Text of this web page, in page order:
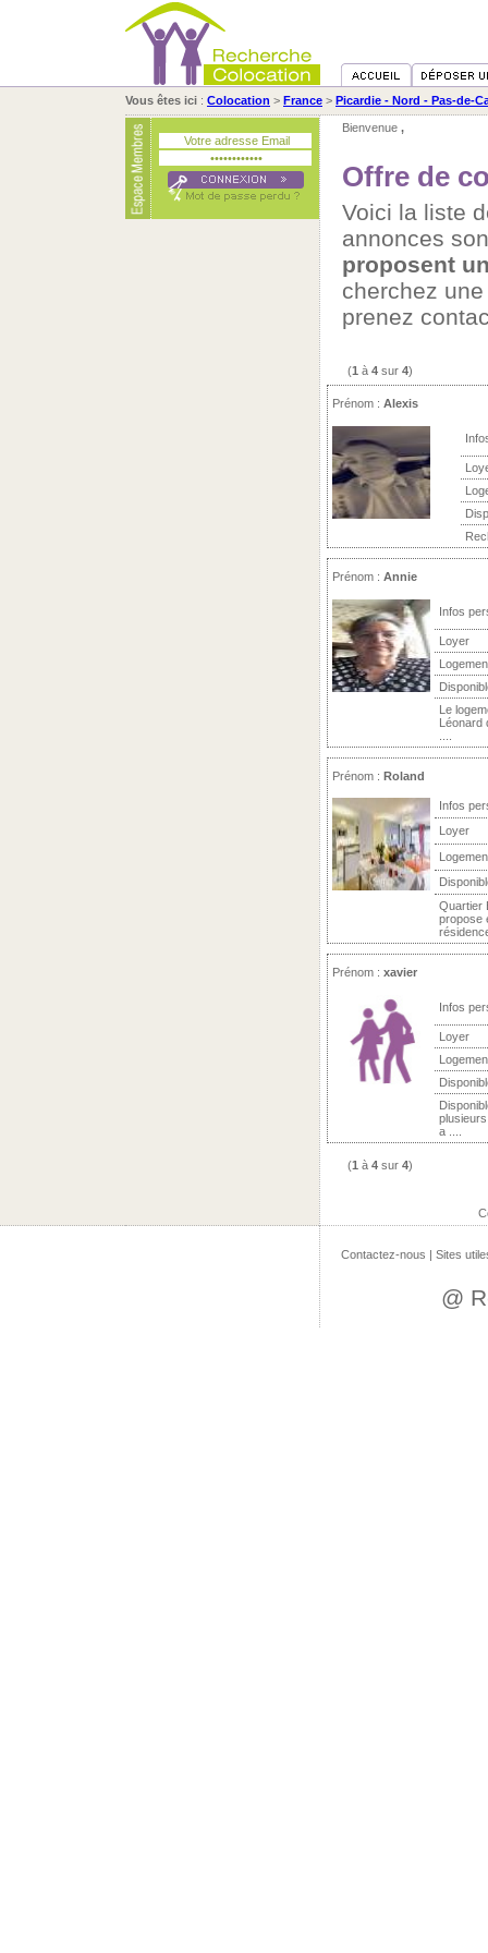
Vous êtes ici : Colocation > France > Picardie - Nord - Pas-de-
Bienvenue ,
Offre de
Voici la liste
annonces
proposent
cherchez
prenez
(1 à 4 sur 4)
Prénom : Alexis
Prénom : Annie
Infos
Loyer
Le
Léonard
Prénom : Roland
Infos
Loyer
Quartier
propose
Prénom : xavier
Infos
Loyer
a ....
(1 à 4 sur 4)
Contactez-nous | Sites
@